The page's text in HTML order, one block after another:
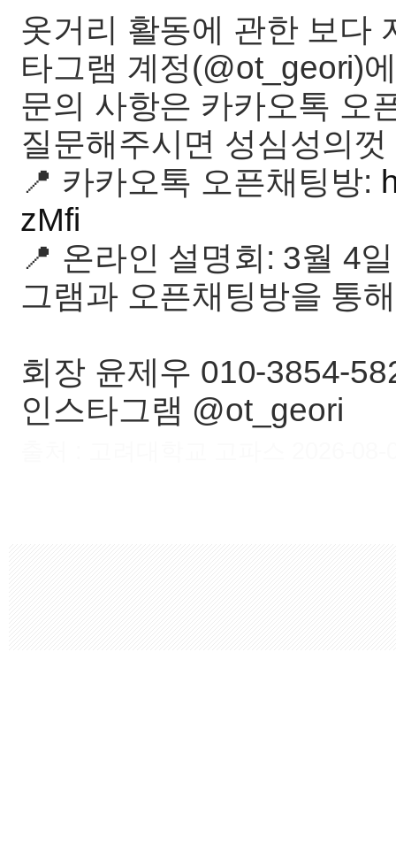
옷거리 활동에 관한 보다
타그램 계정(@ot_geori)
문의 사항은 카카오톡 오
질문해주시면 성심성의
📍 카카오톡 오픈채팅방:
zMfi
📍 온라인 설명회: 3월 4
그램과 오픈채팅방을 통
회장 윤제우 010-3854-
인스타그램 @ot_geori